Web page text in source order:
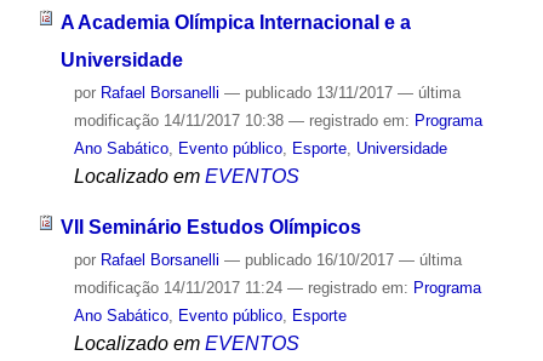
A Academia Olímpica Internacional e a
Universidade
por Rafael Borsanelli — publicado13/11/2017 — última
modificação14/11/2017 10:38 — registrado em: Programa
Ano Sabático, Evento público, Esporte, Universidade
Localizado em EVENTOS
VII Seminário Estudos Olímpicos
por Rafael Borsanelli — publicado16/10/2017 — última
modificação14/11/2017 11:24 — registrado em: Programa
Ano Sabático, Evento público, Esporte
Localizado em EVENTOS